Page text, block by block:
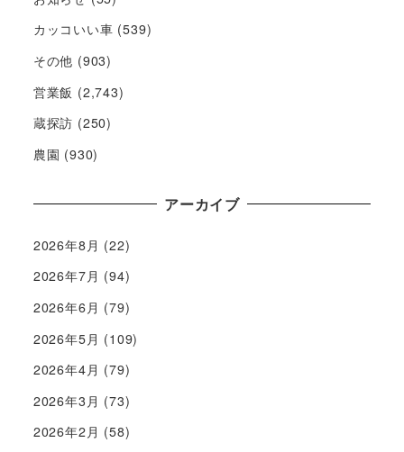
カッコいい車 (539)
その他 (903)
営業飯 (2,743)
蔵探訪 (250)
農園 (930)
アーカイブ
2026年8月 (22)
2026年7月 (94)
2026年6月 (79)
2026年5月 (109)
2026年4月 (79)
2026年3月 (73)
2026年2月 (58)